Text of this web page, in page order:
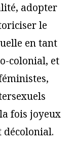
adopter
le
en tant
colonial, et
fois joyeux